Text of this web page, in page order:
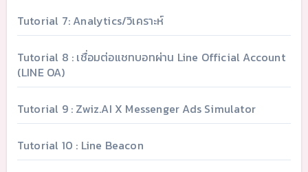
Tutorial 7: Analytics/วิเคราะห์
Tutorial 8 : เชื่อมต่อแชทบอทผ่าน Line Official Account
(LINE OA)
Tutorial 9 : Zwiz.AI X Messenger Ads Simulator
Tutorial 10 : Line Beacon